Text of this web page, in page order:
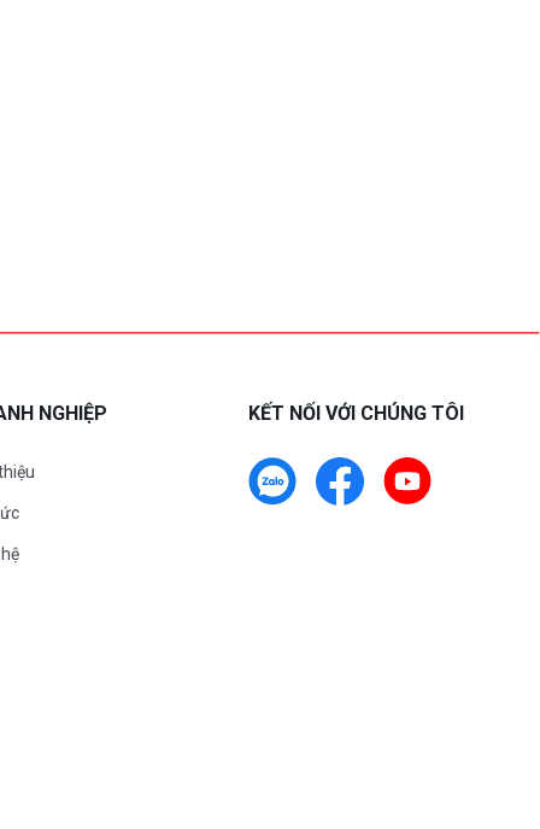
NGHIỆP KẾT NỐI VỚI CHÚNG TÔI